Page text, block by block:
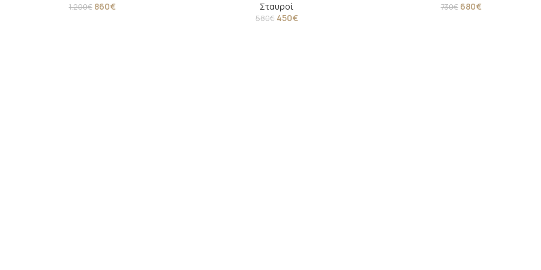
1.200€ 860€
Σταυροί
580€ 450€
730€ 680€